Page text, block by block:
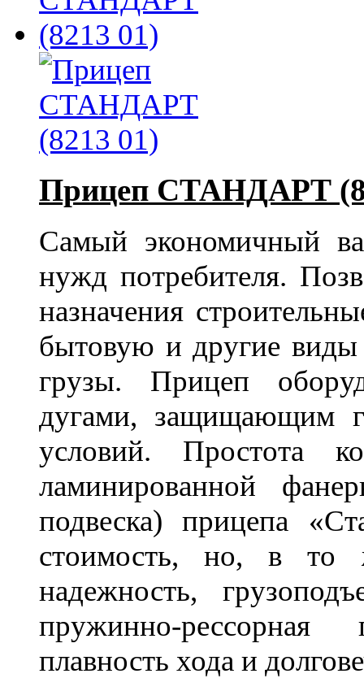
Прицеп СТАНДАРТ
Самый экономичный
нужд потребителя.
назначения
бытовую и другие
грузы. Прицеп
дугами, защищающим
условий. Простота
ламинированной
подвеска) прицепа
стоимость, но, в то
надежность,
пружинно-
плавность хода и